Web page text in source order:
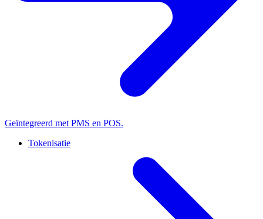
Geïntegreerd met PMS en POS.
Tokenisatie